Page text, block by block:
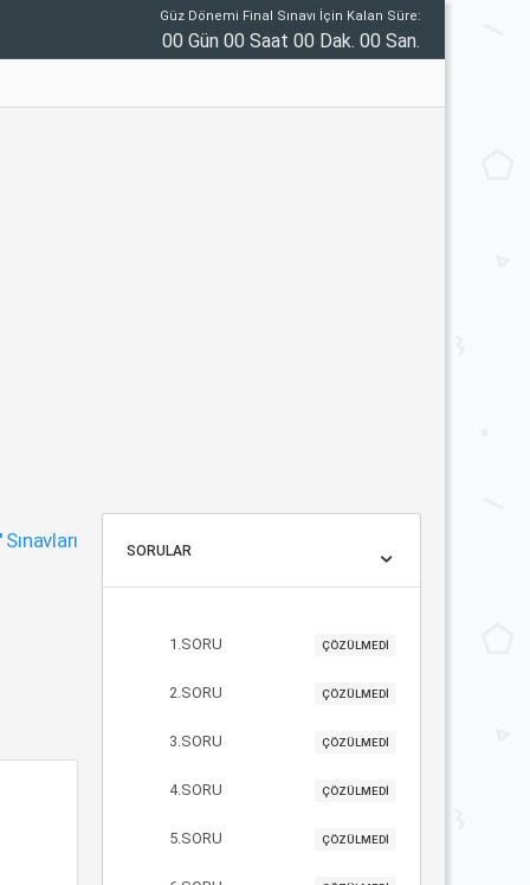
Güz Dönemi Final Sınavı İçin Kalan Süre:
00 Gün 00 Saat 00 Dak. 00 San.
Sınavları SORULAR
1.SORU ÇÖZÜLMEDİ
2.SORU ÇÖZÜLMEDİ
3.SORU ÇÖZÜLMEDİ
4.SORU ÇÖZÜLMEDİ
5.SORU ÇÖZÜLMEDİ